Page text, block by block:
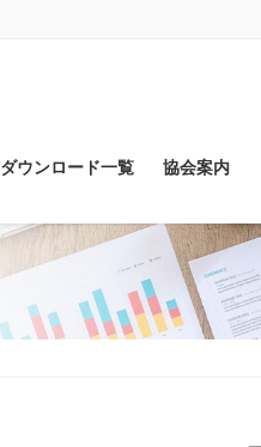
ダウンロード一覧 協会案内